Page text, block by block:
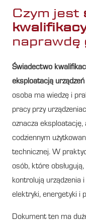
Czym jest
naprawdę
Świadectwo
eksploatacją urządzeń
osoba ma wiedzę i
pracy przy
oznacza eksploatację,
codziennym
technicznej. W
osób, które
kontrolują urządzenia
elektryki, energetyki i
Dokument ten ma